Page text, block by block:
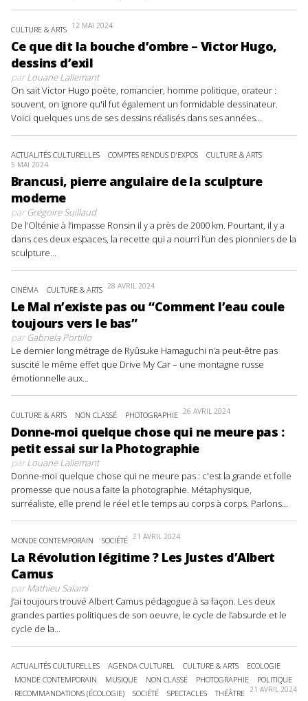
CULTURE & ARTS 12 MAI 2024
Ce que dit la bouche d’ombre – Victor Hugo,
dessins d’exil
parLouane Lallemant
On sait Victor Hugo poète, romancier, homme politique, orateur :
souvent, on ignore qu'il fut également un formidable dessinateur.
Voici quelques uns de ses dessins réalisés dans ses années...
ACTUALITÉS CULTURELLES COMPTES RENDUS D'EXPOS CULTURE & ARTS
5 MAI 2024
Brancusi, pierre angulaire de la sculpture
moderne
parGrégoire Suillaud
De l’Olténie à l’impasse Ronsin il y a près de 2000 km. Pourtant, il y a
dans ces deux espaces, la recette qui a nourri l’un des pionniers de la
sculpture...
CINÉMA CULTURE & ARTS 28 AVRIL 2024
Le Mal n’existe pas ou “Comment l’eau coule
toujours vers le bas”
parGabriela Portillo
Le dernier long métrage de Ryûsuke Hamaguchi n’a peut-être pas
suscité le même effet que Drive My Car – une montagne russe
émotionnelle aux...
CULTURE & ARTS NON CLASSÉ PHOTOGRAPHIE 26 AVRIL 2024
Donne-moi quelque chose qui ne meure pas :
petit essai sur la Photographie
parLouane Lallemant
Donne-moi quelque chose qui ne meure pas : c'est la grande et folle
promesse que nous a faite la photographie. Métaphysique,
surréaliste, elle prend le réel et le temps au corps à corps. Parlons...
MONDE CONTEMPORAIN SOCIÉTÉ 21 AVRIL 2024
La Révolution légitime ? Les Justes d’Albert
Camus
parMathieu Salami
J’ai toujours trouvé Albert Camus pédagogue à sa façon. Les deux
grandes parties politiques de son oeuvre, le cycle de l’absurde et le
cycle de la...
ACTUALITÉS CULTURELLES AGENDA CULTUREL CULTURE & ARTS
ECOLOGIE
MONDE CONTEMPORAIN
MUSIQUE NON CLASSÉ PHOTOGRAPHIE
POLITIQUE
RECOMMANDATIONS (ÉCOLOGIE)
SOCIÉTÉ SPECTACLES THÉÂTRE 21 AVRIL 2024